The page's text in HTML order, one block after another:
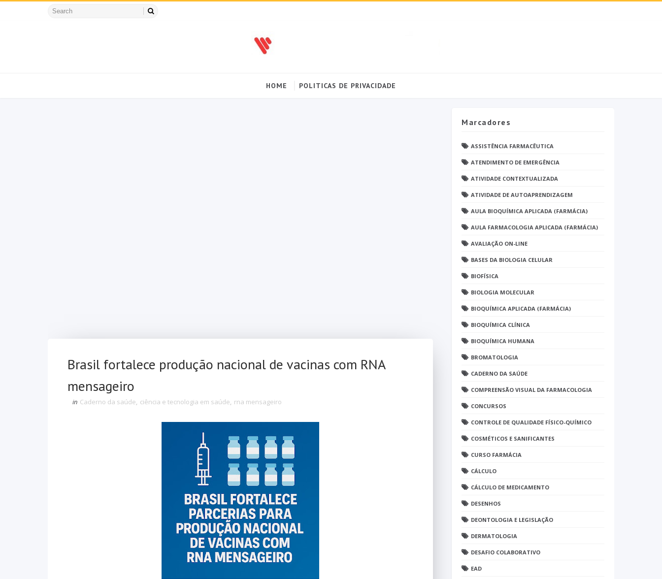
HOME POLITICAS DE PRIVACIDADE
Brasil fortalece produção nacional de vacinas com RNA
mensageiro
in Caderno da saúde, ciência e tecnologia em saúde, rna mensageiro
Marcadores
ASSISTÊNCIA FARMACÊUTICA
ATENDIMENTO DE EMERGÊNCIA
ATIVIDADE CONTEXTUALIZADA
ATIVIDADE DE AUTOAPRENDIZAGEM
AULA BIOQUÍMICA APLICADA (FARMÁCIA)
AULA FARMACOLOGIA APLICADA (FARMÁCIA)
AVALIAÇÃO ON-LINE
BASES DA BIOLOGIA CELULAR
BIOFÍSICA
BIOLOGIA MOLECULAR
BIOQUÍMICA APLICADA (FARMÁCIA)
BIOQUÍMICA CLÍNICA
BIOQUÍMICA HUMANA
BROMATOLOGIA
CADERNO DA SAÚDE
COMPREENSÃO VISUAL DA FARMACOLOGIA
CONCURSOS
CONTROLE DE QUALIDADE FÍSICO-QUÍMICO
COSMÉTICOS E SANIFICANTES
CURSO FARMÁCIA
CÁLCULO
CÁLCULO DE MEDICAMENTO
DESENHOS
DEONTOLOGIA E LEGISLAÇÃO
DERMATOLOGIA
DESAFIO COLABORATIVO
EAD